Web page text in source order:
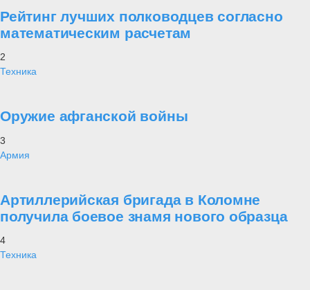
Рейтинг лучших полководцев согласно
математическим расчетам
2
Техника
Оружие афганской войны
3
Армия
Артиллерийская бригада в Коломне
получила боевое знамя нового образца
4
Техника